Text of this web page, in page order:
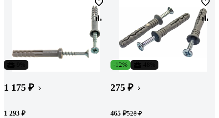
1 175 ₽
1 293 ₽
-12%
275 ₽
465 ₽528 ₽